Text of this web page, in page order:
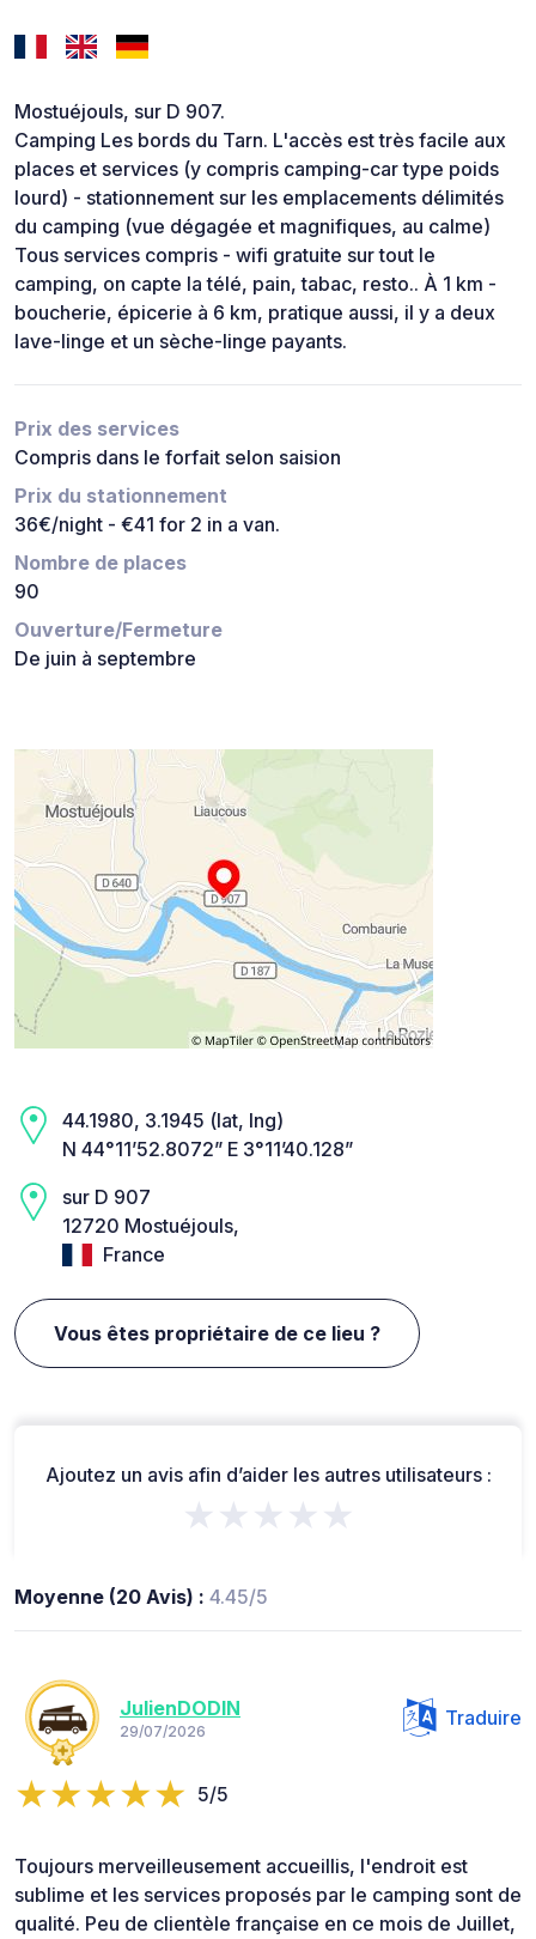
Mostuéjouls, sur D 907.
Camping Les bords du Tarn. L'accès est très facile aux
places et services (y compris camping-car type poids
lourd) - stationnement sur les emplacements délimités
du camping (vue dégagée et magnifiques, au calme)
Tous services compris - wifi gratuite sur tout le
camping, on capte la télé, pain, tabac, resto.. À 1 km -
boucherie, épicerie à 6 km, pratique aussi, il y a deux
lave-linge et un sèche-linge payants.
Prix des services
Compris dans le forfait selon saision
Prix du stationnement
36€/night - €41 for 2 in a van.
Nombre de places
90
Ouverture/Fermeture
De juin à septembre
44.1980, 3.1945 (lat, lng)
N 44°11’52.8072” E 3°11’40.128”
sur D 907
12720 Mostuéjouls,
France
Vous êtes propriétaire de ce lieu ?
Ajoutez un avis afin d’aider les autres utilisateurs :
★★★★★
Moyenne (20 Avis) : 4.45/5
JulienDODIN
29/07/2026
Traduire
5/5
Toujours merveilleusement accueillis, l'endroit est
sublime et les services proposés par le camping sont de
qualité. Peu de clientèle française en ce mois de Juillet,